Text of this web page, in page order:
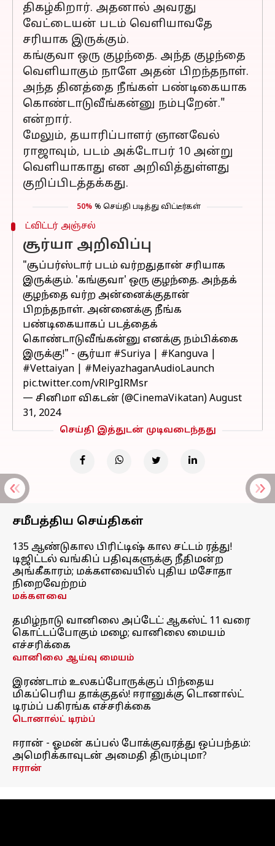
திகழ்கிறார். அதனால் அவரது
வேட்டையன் படம் வெளியாவதே
சரியாக இருக்கும்.
கங்குவா ஒரு குழந்தை. அந்த குழந்தை
வெளியாகும் நாளே அதன் பிறந்தநாள்.
அந்த தினத்தை நீங்கள் பண்டிகையாக
கொண்டாடுவீங்கன்னு நம்புறேன்."
என்றார்.
மேலும், தயாரிப்பாளர் ஞானவேல்
ராஜாவும், படம் அக்டோபர் 10 அன்று
வெளியாகாது என அறிவித்துள்ளது
குறிப்பிடத்தக்கது.
50% % செய்தி படித்து விட்டீர்கள்
ட்விட்டர் அஞ்சல்
சூர்யா அறிவிப்பு
"சூப்பர்ஸ்டார் படம் வர்றதுதான் சரியாக
இருக்கும். 'கங்குவா' ஒரு குழந்தை. அந்தக்
குழந்தை வர்ற அன்னைக்குதான்
பிறந்தநாள். அன்னைக்கு நீங்க
பண்டிகையாகப் படத்தைக்
கொண்டாடுவீங்கன்னு எனக்கு நம்பிக்கை
இருக்கு!" - சூர்யா #Suriya #Kanguva
#Vettaiyan
#MeiyazhaganAudioLaunch
pic.twitter.com/vRlPgIRMsr
— சினிமா விகடன் (@CinemaVikatan) August
31, 2024
செய்தி இத்துடன் முடிவடைந்தது
சமீபத்திய செய்திகள்
135 ஆண்டுகால பிரிட்டிஷ் கால சட்டம் ரத்து!
டிஜிட்டல் வங்கிப் பதிவுகளுக்கு நீதிமன்ற
அங்கீகாரம்; மக்களவையில் புதிய மசோதா
நிறைவேற்றம்
மக்களவை
தமிழ்நாடு வானிலை அப்டேட்: ஆகஸ்ட் 11 வரை
கொட்டப்போகும் மழை; வானிலை மையம்
எச்சரிக்கை
வானிலை ஆய்வு மையம்
இரண்டாம் உலகப்போருக்குப் பிந்தைய
மிகப்பெரிய தாக்குதல்! ஈரானுக்கு டொனால்ட்
டிரம்ப் பகிரங்க எச்சரிக்கை
டொனால்ட் டிரம்ப்
ஈரான் - ஓமன் கப்பல் போக்குவரத்து ஒப்பந்தம்:
அமெரிக்காவுடன் அமைதி திரும்புமா?
ஈரான்